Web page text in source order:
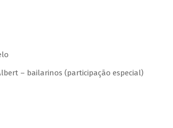
– bailarinos (participação especial)